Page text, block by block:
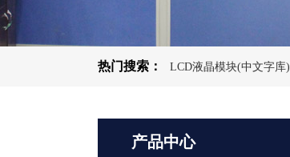
热门搜索： LCD液晶模块(中文字库)
产品中心